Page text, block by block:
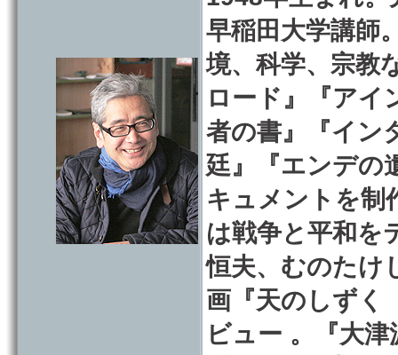
早稲田大学講師
境、科学、宗教
ロード』『アイ
者の書』『イン
廷』『エンデの
キュメントを制
は戦争と平和を
恒夫、むのたけ
画『天のしず
ビュー 。『大